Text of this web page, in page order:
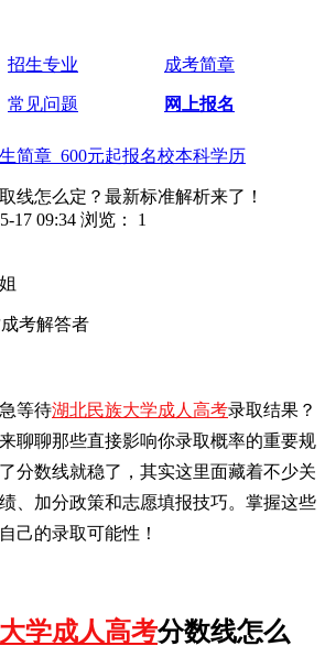
招生专业 成考简章
常见问题 网上报名
简章 600元起报名校本科学历
线怎么定？最新标准解析来了！
17 09:34 浏览： 1
成考解答者
等待湖北民族大学成人高考录取结果？
聊聊那些直接影响你录取概率的重要规
分数线就稳了，其实这里面藏着不少关
、加分政策和志愿填报技巧。掌握这些
己的录取可能性！
学成人高考分数线怎么